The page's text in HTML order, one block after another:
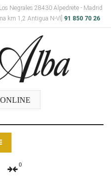
Negrales 28430 Alpedrete - Madrid
km 1,2 Antigua N-VI]
91 850 70 26
0